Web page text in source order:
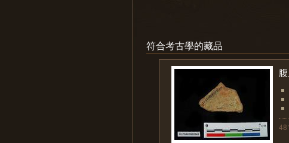
符合考古學的藏品